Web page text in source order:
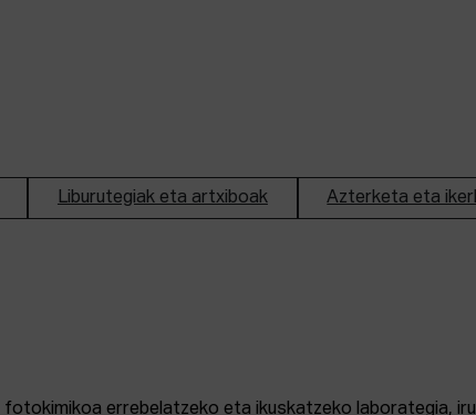
Liburutegiak eta artxiboak Azterketa eta
fotokimikoa errebelatzeko eta ikuskatzeko laborategia,